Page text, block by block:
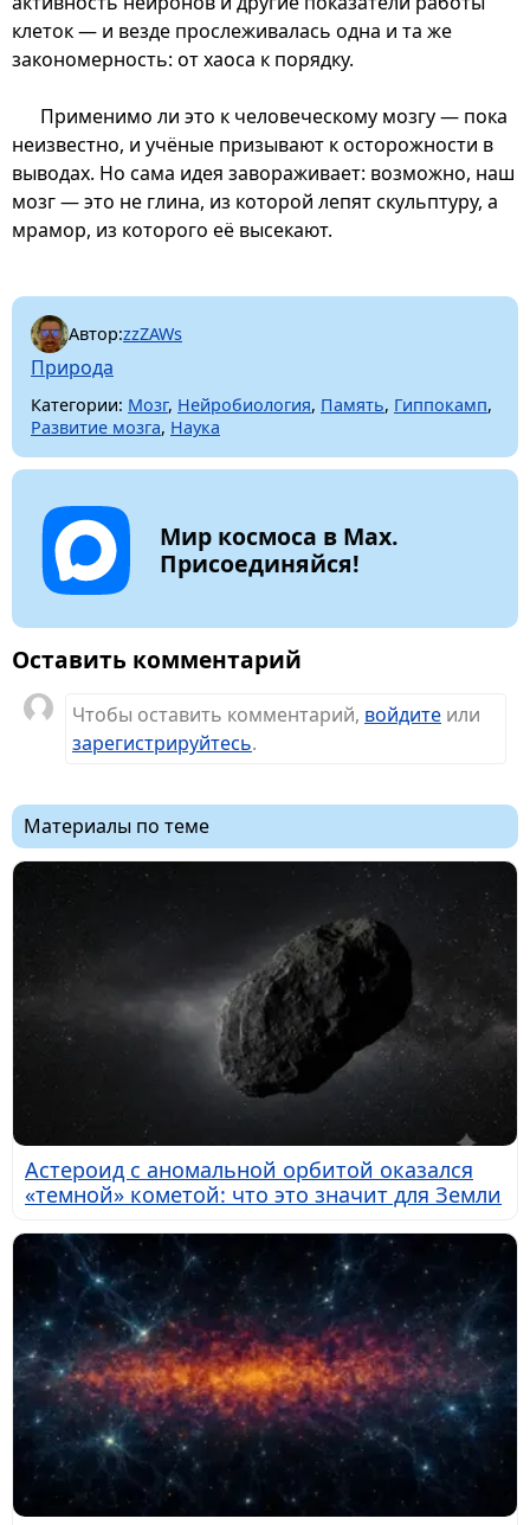
клеток — и везде прослеживалась одна и та же
закономерность: от хаоса к порядку.
Применимо ли это к человеческому мозгу — пока
неизвестно, и учёные призывают к осторожности в
выводах. Но сама идея завораживает: возможно, наш
мозг — это не глина, из которой лепят скульптуру, а
мрамор, из которого её высекают.
Автор:zzZAWs
Природа
Категории: Мозг, Нейробиология, Память, Гиппокамп,
Развитие мозга, Наука
Мир космоса в Max.
Присоединяйся!
Оставить комментарий
Чтобы оставить комментарий, войдите или
зарегистрируйтесь.
Материалы по теме
Астероид с аномальной орбитой оказался
«темной» кометой: что это значит для Земли